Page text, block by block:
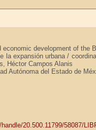
development of the
la expansión urbana /
Héctor Campos Alanis
Autónoma del Estado de
20.500.11799/58087/